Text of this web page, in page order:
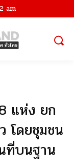
am
แห่ง​ ยก
โดยชุมชน
ที่บนฐาน